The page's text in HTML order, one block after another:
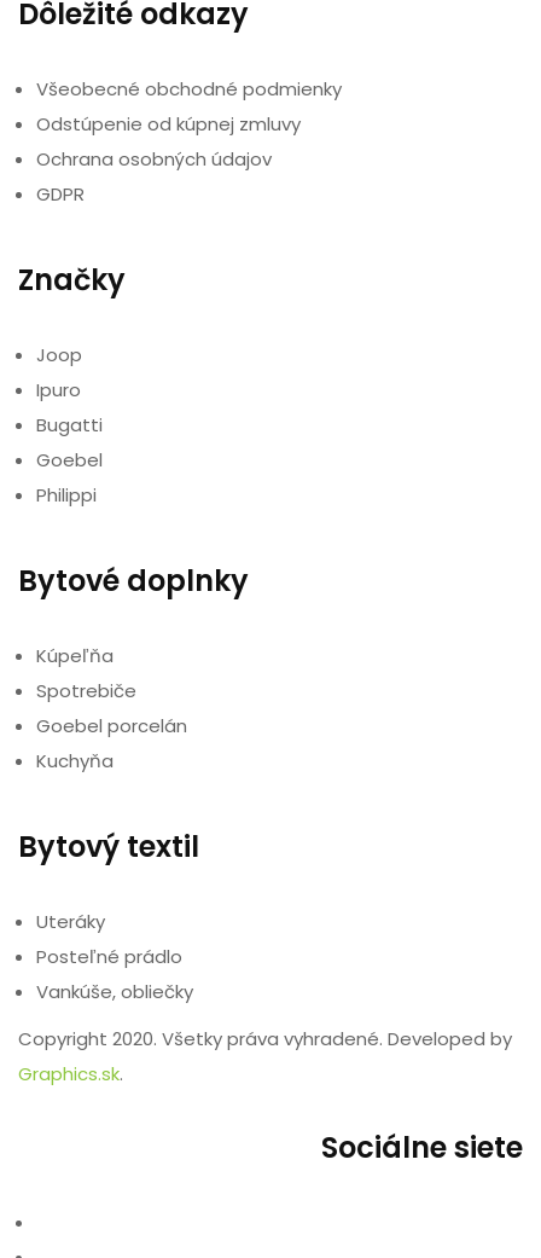
Dôležité odkazy
Všeobecné obchodné podmienky
Odstúpenie od kúpnej zmluvy
Ochrana osobných údajov
GDPR
Značky
Joop
Ipuro
Bugatti
Goebel
Philippi
Bytové doplnky
Kúpeľňa
Spotrebiče
Goebel porcelán
Kuchyňa
Bytový textil
Uteráky
Posteľné prádlo
Vankúše, obliečky
Copyright 2020. Všetky práva vyhradené. Developed by
Graphics.sk.
Sociálne siete